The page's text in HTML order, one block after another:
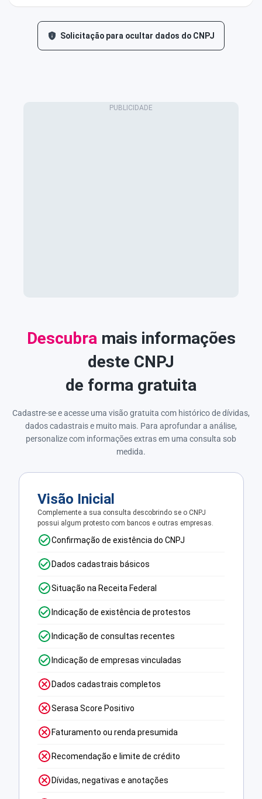
Solicitação para ocultar dados do CNPJ
Descubra mais informações
deste CNPJ
de forma gratuita
Cadastre-se e acesse uma visão gratuita com histórico de dívidas,
dados cadastrais e muito mais. Para aprofundar a análise,
personalize com informações extras em uma consulta sob
medida.
Visão Inicial
Complemente a sua consulta descobrindo se o CNPJ
possui algum protesto com bancos e outras empresas.
Confirmação de existência do CNPJ
Dados cadastrais básicos
Situação na Receita Federal
Indicação de existência de protestos
Indicação de consultas recentes
Indicação de empresas vinculadas
Dados cadastrais completos
Serasa Score Positivo
Faturamento ou renda presumida
Recomendação e limite de crédito
Dívidas, negativas e anotações